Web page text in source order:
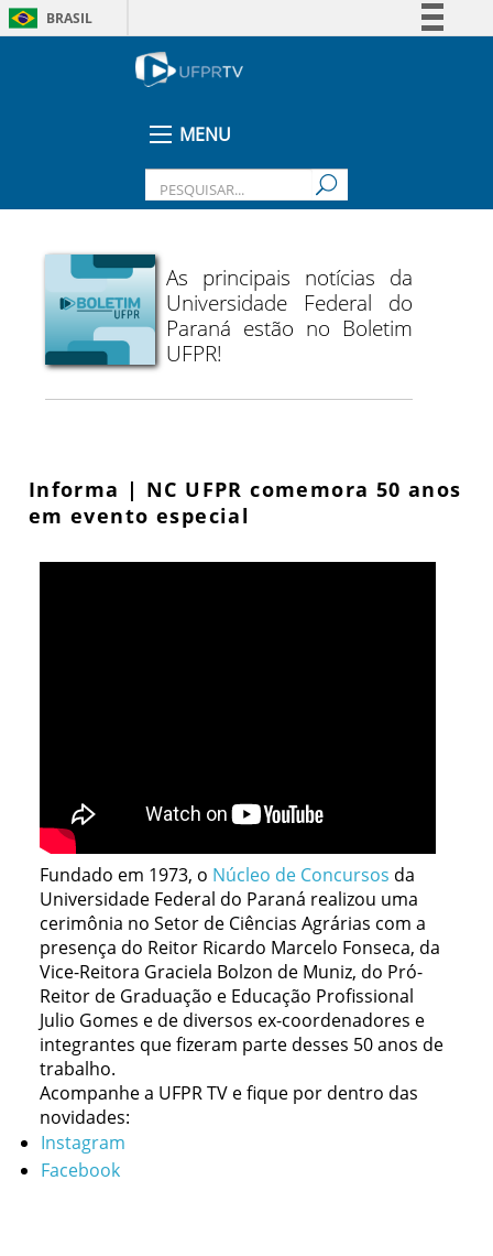
BRASIL
Legislação
MENU
As principais notícias da
Universidade Federal do
Paraná estão no Boletim
UFPR!
Informa | NC UFPR comemora 50 anos
em evento especial
Fundado em 1973, o Núcleo de Concursos da
Universidade Federal do Paraná realizou uma
cerimônia no Setor de Ciências Agrárias com a
presença do Reitor Ricardo Marcelo Fonseca, da
Vice-Reitora Graciela Bolzon de Muniz, do Pró-
Reitor de Graduação e Educação Profissional
Julio Gomes e de diversos ex-coordenadores e
integrantes que fizeram parte desses 50 anos de
trabalho.
Acompanhe a UFPR TV e fique por dentro das
novidades:
Instagram
Facebook